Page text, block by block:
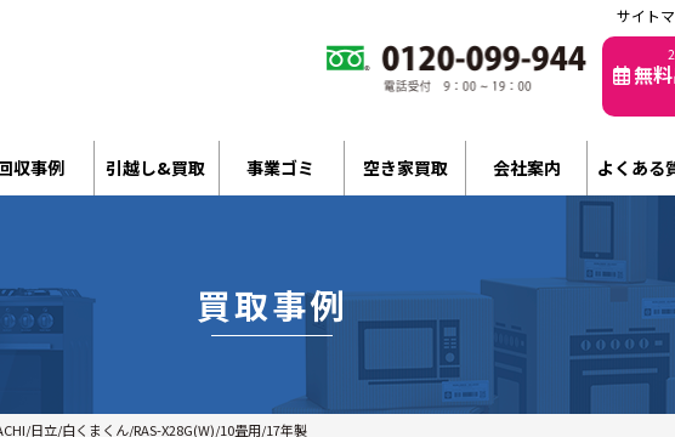
サイト
無
収事例 引越し&買取 事業ゴミ 空き家買取 会社案内 よくある
買取事例
日立/白くまくん/RAS-X28G(W)/10畳用/17年製